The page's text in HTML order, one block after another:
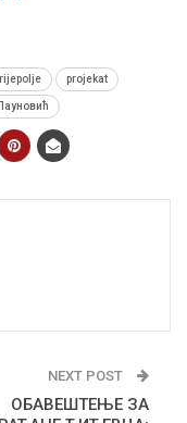
projekat
NEXT POST
ОБАВЕШТЕЊЕ ЗА